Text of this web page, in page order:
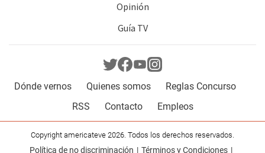
Opinión
Guía TV
Dónde vernos Quienes somos
Reglas Concurso
RSS
Contacto Empleos
Copyright americateve 2026. Todos los derechos reservados.
Política de no discriminación Términos y Condiciones